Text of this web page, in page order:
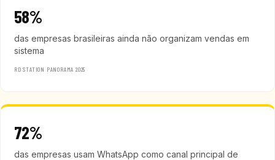
58%
das empresas brasileiras ainda não organizam vendas em
sistema
RD STATION PANORAMA 2025
72%
das empresas usam WhatsApp como canal principal de